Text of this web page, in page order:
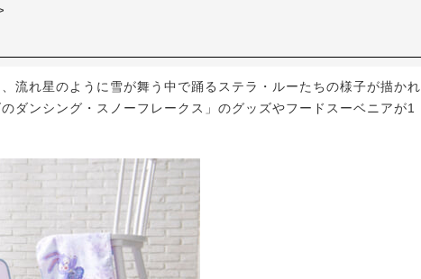
流れ星のように雪が舞う中で踊るステラ・ルーたちの様子が描かれ
ダンシング・スノーフレークス」のグッズやフードスーベニアが1